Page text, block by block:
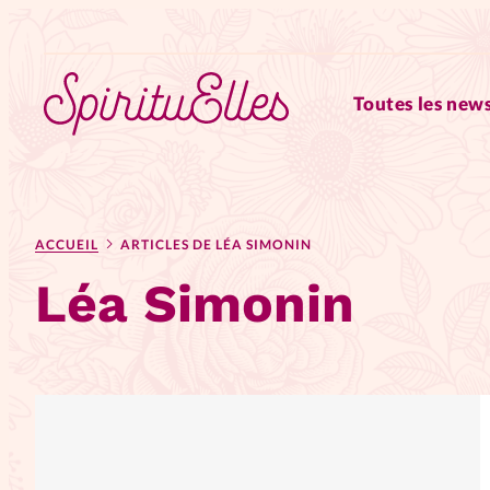
Toutes les
Actus au féminin
Astuces
ACCUEIL ARTICLES DE LÉA SIMONIN
Léa Simonin